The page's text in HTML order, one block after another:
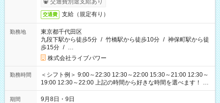
交通費別途支給あり
交通費 支給（規定有り）
勤務地
東京都千代田区
九段下駅から徒歩5分 / 竹橋駅から徒歩10分 / 神保町駅から徒
歩15分 / …
株式会社ライブパワー
勤務時間
＜シフト例＞ 9:00～22:30 12:30～22:00 15:30～21:00 12:30～
19:00 12:30～22:00 上記の時間から好きな時間を選べます！ ※
時間は変更となる可能性があります
期間 9月8日・9日